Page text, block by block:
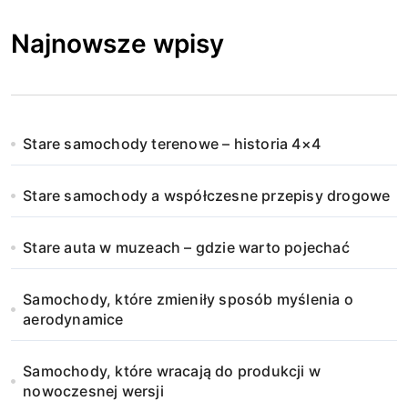
r
o
i
c
o
w
a
i
Najnowsze wpisy
Stare samochody terenowe – historia 4×4
Stare samochody a współczesne przepisy drogowe
Stare auta w muzeach – gdzie warto pojechać
Samochody, które zmieniły sposób myślenia o
aerodynamice
Samochody, które wracają do produkcji w
nowoczesnej wersji